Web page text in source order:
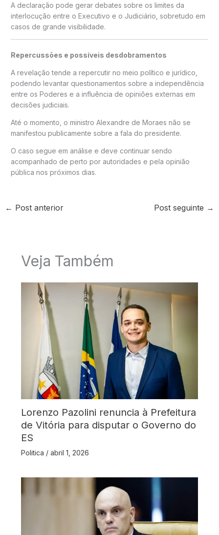
A declaração pode gerar debates sobre os limites da
interlocução entre o Executivo e o Judiciário, sobretudo em
casos de grande visibilidade.
Repercussões e possíveis desdobramentos
A revelação tende a repercutir no meio político e jurídico,
podendo levantar questionamentos sobre a independência
entre os Poderes e a influência de opiniões externas em
decisões judiciais.
Até o momento, o ministro Alexandre de Moraes não se
manifestou publicamente sobre a fala do presidente.
O caso segue em análise e deve continuar sendo
acompanhado de perto por autoridades e pela opinião
pública nos próximos dias.
← Post anterior Post seguinte →
Veja Também
Lorenzo Pazolini renuncia à Prefeitura
de Vitória para disputar o Governo do
ES
Politica / abril 1, 2026